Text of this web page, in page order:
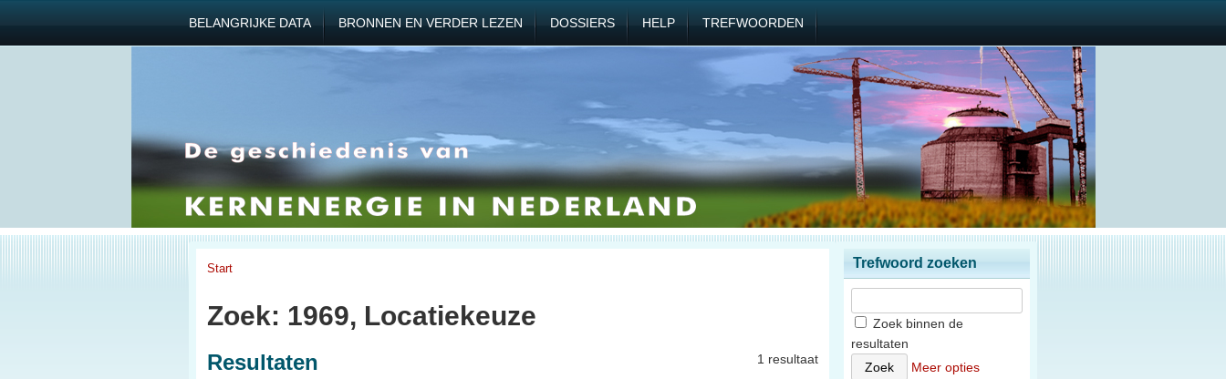
BELANGRIJKE DATA BRONNEN EN VERDER LEZEN DOSSIERS HELP TREFWOORDEN
Start
Zoek: 1969, Locatiekeuze
1 resultaat
Resultaten
Trefwoord zoeken
Zoek binnen de
resultaten
Meer opties